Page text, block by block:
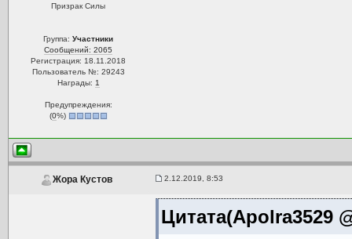
Призрак Силы
Группа:Участники
Сообщений: 2065
Регистрация: 18.11.2018
Пользователь №: 29243
Награды: 1
Предупреждения:
(0%)
Жора Кустов 2.12.2019, 8:53
Цитата(Apolra3529